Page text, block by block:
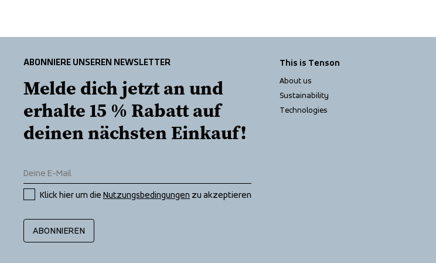
ABONNIERE UNSEREN NEWSLETTER
Melde dich jetzt an und
erhalte 15 % Rabatt auf
deinen nächsten Einkauf!
Klick hier um die Nutzungsbedingungen zu akzeptieren
ABONNIEREN
This is Tenson
About us
Sustainability
Technologies